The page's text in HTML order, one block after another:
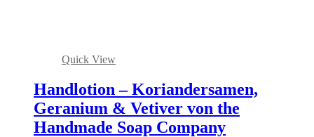
Quick View
Handlotion – Koriandersamen,
Geranium & Vetiver von the
Handmade Soap Company